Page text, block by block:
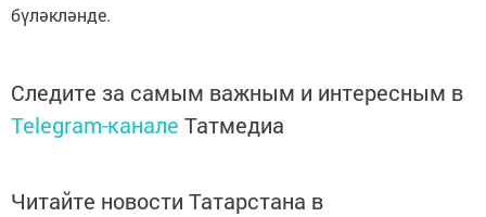
бүләкләнде.
Следите за самым важным и интересным в
Telegram-канале Татмедиа
Читайте новости Татарстана в